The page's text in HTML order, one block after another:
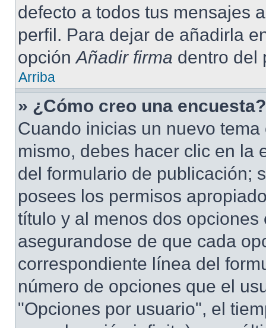
defecto a todos tus mensajes
perfil. Para dejar de añadirla
opciónAñadir firma dentro del
Arriba
» ¿Cómo creo una encuesta?
Cuando inicias un nuevo
mismo, debes hacer clic en la
del formulario de publicación;
posees los permisos
título y al menos dos
asegurandose de que cada
correspondiente línea del
número de opciones que el
"Opciones por usuario", el